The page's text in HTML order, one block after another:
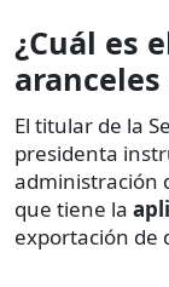
¿Cuál es
El titular de la
presidenta
administración
que tiene la
exportación de